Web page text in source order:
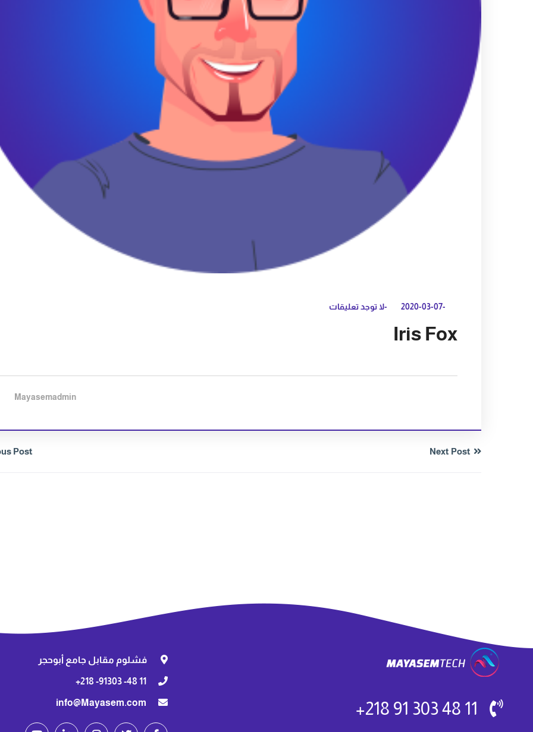
-2020-03-07 -لا توجد تعليقات
Iris Fox
Mayasemadmin
Post Next Post
11 48 303 91 218+
فشلوم مقابل جامع أبوحجر
11 48- 91303- 218+
info@Mayasem.com